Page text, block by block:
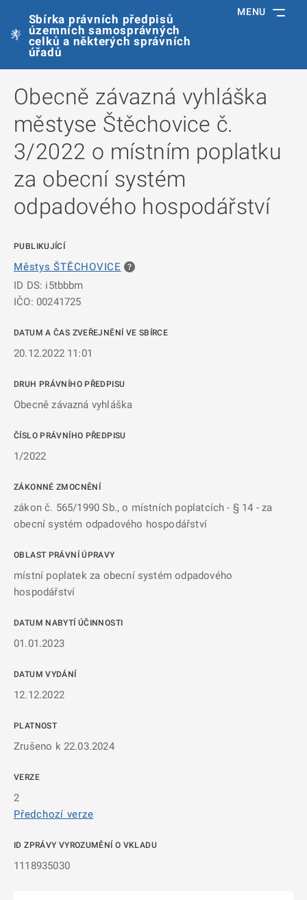
Sbírka právních předpisů
územních samosprávných
celků a některých správních
úřadů
MENU
Obecně závazná vyhláška
městyse Štěchovice č.
3/2022 o místním poplatku
za obecní systém
odpadového hospodářství
PUBLIKUJÍCÍ
Městys ŠTĚCHOVICE
ID DS: i5tbbbm
IČO: 00241725
DATUM A ČAS ZVEŘEJNĚNÍ VE SBÍRCE
20.12.2022 11:01
DRUH PRÁVNÍHO PŘEDPISU
Obecně závazná vyhláška
ČÍSLO PRÁVNÍHO PŘEDPISU
1/2022
ZÁKONNÉ ZMOCNĚNÍ
zákon č. 565/1990 Sb., o místních poplatcích - § 14 - za
obecní systém odpadového hospodářství
OBLAST PRÁVNÍ ÚPRAVY
místní poplatek za obecní systém odpadového
hospodářství
DATUM NABYTÍ ÚČINNOSTI
01.01.2023
DATUM VYDÁNÍ
12.12.2022
PLATNOST
Zrušeno k 22.03.2024
VERZE
2
Předchozí verze
ID ZPRÁVY VYROZUMĚNÍ O VKLADU
1118935030